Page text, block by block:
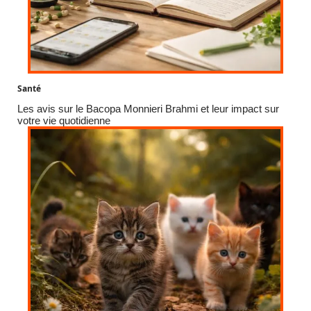
Santé
Les avis sur le Bacopa Monnieri Brahmi et leur impact sur
votre vie quotidienne